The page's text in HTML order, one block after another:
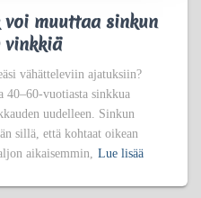
muuttaa sinkun
vinkkiä
vähätteleviin ajatuksiin?
vuotiasta sinkkua
uudelleen. Sinkun
sillä, että kohtaat oikean
aikaisemmin,
Lue lisää